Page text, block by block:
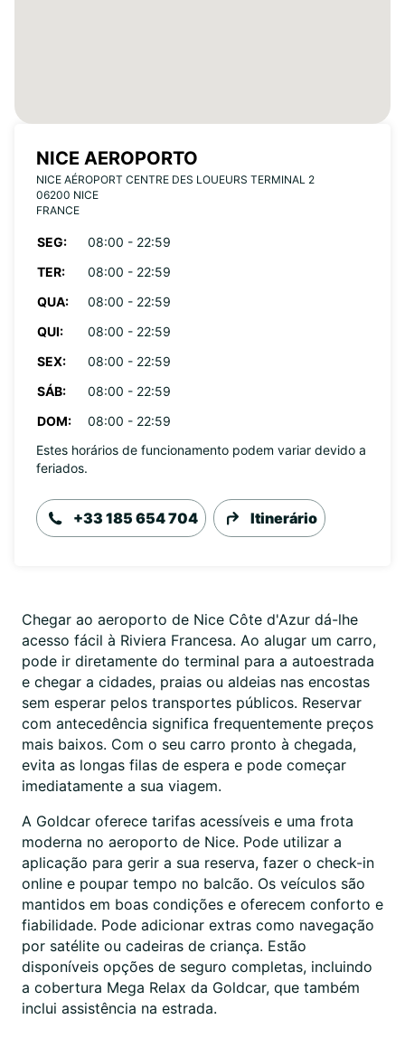
NICE AEROPORTO
NICE AÉROPORT CENTRE DES LOUEURS TERMINAL 2
06200 NICE
FRANCE
SEG:
08:00 - 22:59
TER:
08:00 - 22:59
QUA:
08:00 - 22:59
QUI:
08:00 - 22:59
SEX:
08:00 - 22:59
SÁB:
08:00 - 22:59
DOM:
08:00 - 22:59
Estes horários de funcionamento podem variar devido a
feriados.
+33 185 654 704 Itinerário
Chegar ao aeroporto de Nice Côte d'Azur dá-lhe
acesso fácil à Riviera Francesa. Ao alugar um carro,
pode ir diretamente do terminal para a autoestrada
e chegar a cidades, praias ou aldeias nas encostas
sem esperar pelos transportes públicos. Reservar
com antecedência significa frequentemente preços
mais baixos. Com o seu carro pronto à chegada,
evita as longas filas de espera e pode começar
imediatamente a sua viagem.
A Goldcar oferece tarifas acessíveis e uma frota
moderna no aeroporto de Nice. Pode utilizar a
aplicação para gerir a sua reserva, fazer o check-in
online e poupar tempo no balcão. Os veículos são
mantidos em boas condições e oferecem conforto e
fiabilidade. Pode adicionar extras como navegação
por satélite ou cadeiras de criança. Estão
disponíveis opções de seguro completas, incluindo
a cobertura Mega Relax da Goldcar, que também
inclui assistência na estrada.